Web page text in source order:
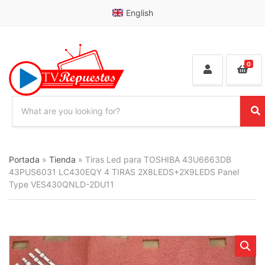
English
a
g
o
r
y
m
e
a
h
p
r
t
s
S
e
0
Portada » Tienda » Tiras Led para TOSHIBA 43U6663DB
43PUS6031 LC430EQY 4 TIRAS 2X8LEDS+2X9LEDS Panel
Type VES430QNLD-2DU11